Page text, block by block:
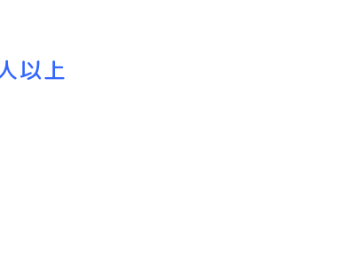
以上